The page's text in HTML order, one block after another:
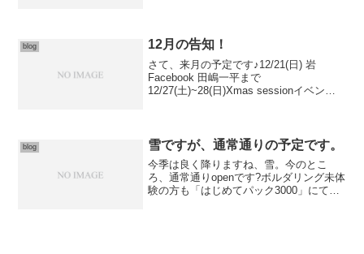
blog 12月の告知！
さて、来月の予定です♪12/21(日) 岩
Facebook 田嶋一平まで
12/27(土)~28(日)Xmas sessionイベント
blog 雪ですが、通常通りの予定です。
今季は良く降りますね、雪。今のとこ
ろ、通常通りopenです?ボルダリング未体
験の方も「はじめてパック3000」にて随